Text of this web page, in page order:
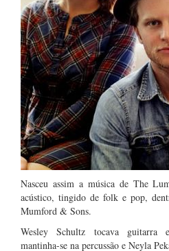
Nasceu assim a música de The
acústico, tingido de folk e pop,
Mumford & Sons.
Wesley Schultz tocava guitarra
mantinha-se na percussão e Neyla